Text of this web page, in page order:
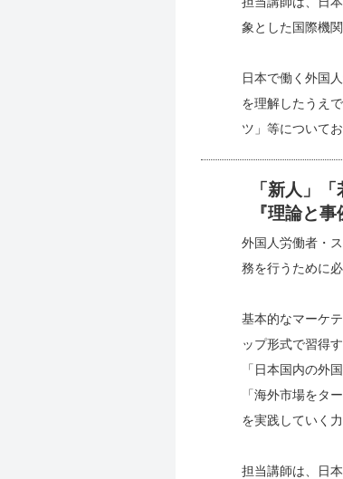
象とした国際機
日本で働く外国
を理解したうえ
ツ」等についてお
「新人」
『理論と
外国人労働者・
務を行うために
基本的なマーケ
ップ形式で習得す
「日本国内の外
「海外市場をタ
を実践していく
担当講師は、日